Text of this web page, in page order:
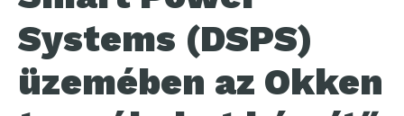
Systems (DSPS)
üzemében az Okken